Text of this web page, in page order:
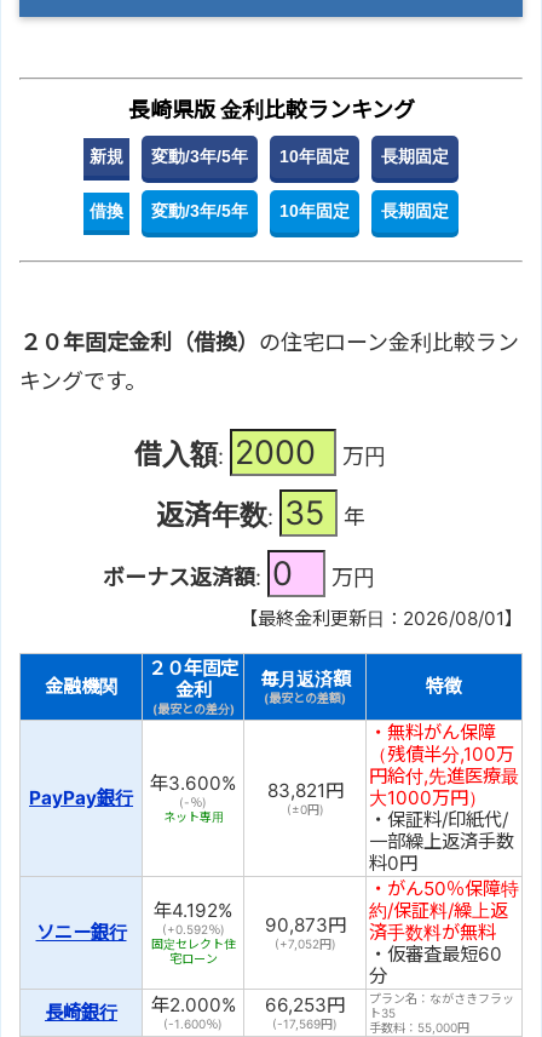
長崎県版 金利比較ランキング
新規 変動/3年/5年 10年固定 長期固定
借換 変動/3年/5年 10年固定 長期固定
２０年固定金利（借換） の住宅ローン金利比較ラン
キングです。
借入額: 万円
返済年数: 年
ボーナス返済額: 万円
【最終金利更新日：2026/08/01】
金融機関
２０年固定
金利
(最安との差分)
毎月返済額
(最安との差額) 特徴
PayPay銀行
年3.600%
(-％)
ネット専用
83,821円
(±0円)
・無料がん保障
（残債半分,100万
円給付,先進医療最
大1000万円）
・保証料/印紙代/
一部繰上返済手数
料0円
ソニー銀行
年4.192%
(+0.592％)
固定セレクト住
宅ローン
90,873円
(+7,052円)
・がん50％保障特
約/保証料/繰上返
済手数料が無料
・仮審査最短60
分
長崎銀行
年2.000%
(-1.600％)
66,253円
(-17,569円)
プラン名：ながさきフラッ
ト35
手数料：55,000円